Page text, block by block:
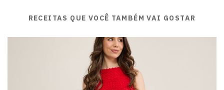
RECEITAS QUE VOCÊ TAMBÉM VAI GOSTAR